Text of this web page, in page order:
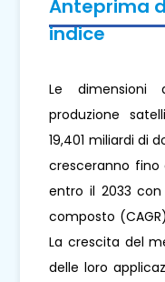
Anteprima
indice
Le dimensioni
produzione
19,401 miliardi di
cresceranno fino
entro il 2033
composto
La crescita del
delle loro